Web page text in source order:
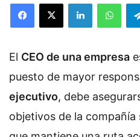
El CEO de una empresa
puesto de mayor
ejecutivo, debe
objetivos de la compañía